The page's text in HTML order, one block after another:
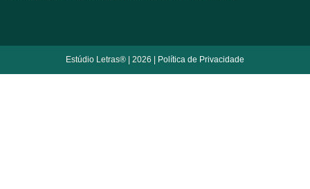
Estúdio Letras® | 2026 | Política de Privacidade